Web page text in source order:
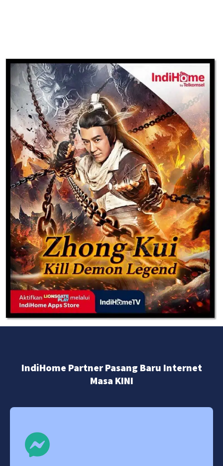
IndiHome Partner Pasang Baru Internet
Masa KINI